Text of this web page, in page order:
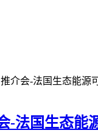
介会-法国生态能源
-法国生态能